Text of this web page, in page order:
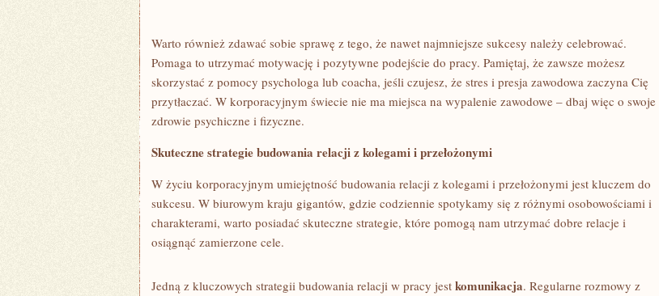
Warto również zdawać‌ sobie sprawę z tego, ​że ⁢nawet najmniejsze sukcesy należy celebrować.
Pomaga ‌to utrzymać motywację i pozytywne podejście ‍do pracy. Pamiętaj, że zawsze możesz
skorzystać z⁣ pomocy psychologa⁤ lub ‌coacha, jeśli czujesz, ⁤że stres‌ i presja zawodowa ​zaczyna‍ Cię
przytłaczać. W korporacyjnym świecie nie ma miejsca na wypalenie zawodowe – ⁣dbaj więc o swoje
zdrowie psychiczne i fizyczne.
Skuteczne strategie budowania relacji z kolegami i przełożonymi
W życiu korporacyjnym umiejętność budowania relacji z kolegami i przełożonymi ⁢jest kluczem do
sukcesu. W biurowym kraju gigantów, gdzie codziennie spotykamy się‍ z różnymi osobowościami‍ i
charakterami, warto posiadać⁢ skuteczne strategie, które ​pomogą nam utrzymać dobre relacje i
osiągnąć⁤ zamierzone cele.
Jedną‍ z‌ kluczowych strategii budowania relacji​ w pracy jest komunikacja. Regularne‍ rozmowy ‌z